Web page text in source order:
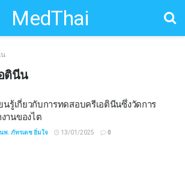
MedThai
น
ตินีน
นรู้เกี่ยวกับการทดสอบครีเอตินีนซึ่งวัดการ
านของไต
นพ. ภัทรเดช อิ่มใจ 13/01/2025 0